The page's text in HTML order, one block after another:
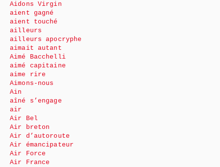
Aidons Virgin
aient gagné
aient touché
ailleurs
ailleurs apocryphe
aimait autant
Aimé Bacchelli
aimé capitaine
aime rire
Aimons-nous
Ain
aîné s’engage
air
Air Bel
Air breton
Air d’autoroute
Air émancipateur
Air Force
Air France